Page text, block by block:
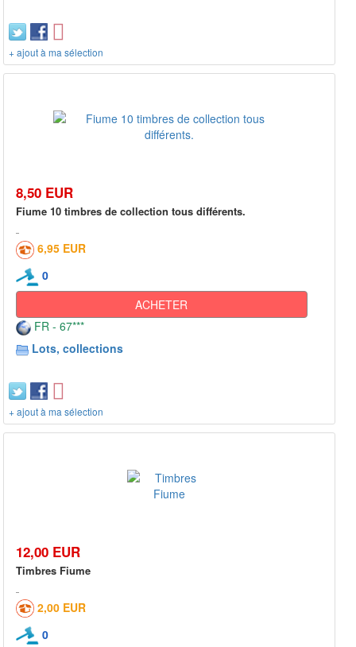
+ ajout à ma sélection
8,50 EUR
Fiume 10 timbres de collection tous différents.
6,95 EUR
0
ACHETER
FR - 67***
Lots, collections
+ ajout à ma sélection
12,00 EUR
Timbres Fiume
2,00 EUR
0